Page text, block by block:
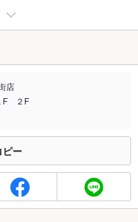
ています。正しい情報はお店へお問い
合わせください)
させて頂きます。)
店
F ２F
ピー